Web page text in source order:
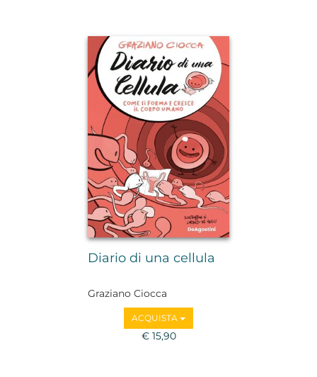
Diario di una cellula
Graziano Ciocca
ACQUISTA
€ 15,90